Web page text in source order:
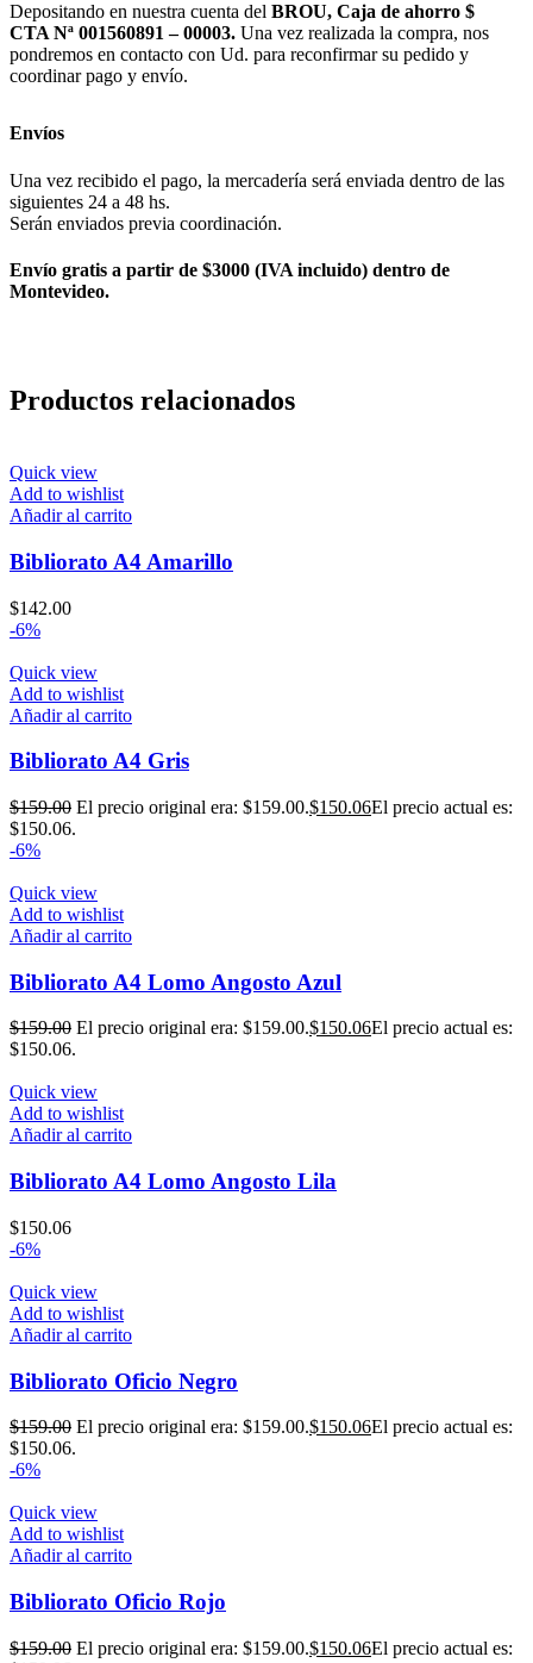
Depositando en nuestra cuenta del BROU, Caja de ahorro $
CTA Nª 001560891 – 00003. Una vez realizada la compra, nos
pondremos en contacto con Ud. para reconfirmar su pedido y
coordinar pago y envío.
Envíos
Una vez recibido el pago, la mercadería será enviada dentro de las
siguientes 24 a 48 hs.
Serán enviados previa coordinación.
Envío gratis a partir de $3000 (IVA incluido) dentro de
Montevideo.
Productos relacionados
Quick view
Add to wishlist
Añadir al carrito
Bibliorato A4 Amarillo
$142.00
-6%
Quick view
Add to wishlist
Añadir al carrito
Bibliorato A4 Gris
$159.00 El precio original era: $159.00.$150.06El precio actual es:
$150.06.
-6%
Quick view
Add to wishlist
Añadir al carrito
Bibliorato A4 Lomo Angosto Azul
$159.00 El precio original era: $159.00.$150.06El precio actual es:
$150.06.
Quick view
Add to wishlist
Añadir al carrito
Bibliorato A4 Lomo Angosto Lila
$150.06
-6%
Quick view
Add to wishlist
Añadir al carrito
Bibliorato Oficio Negro
$159.00 El precio original era: $159.00.$150.06El precio actual es:
$150.06.
-6%
Quick view
Add to wishlist
Añadir al carrito
Bibliorato Oficio Rojo
$159.00 El precio original era: $159.00.$150.06El precio actual es: